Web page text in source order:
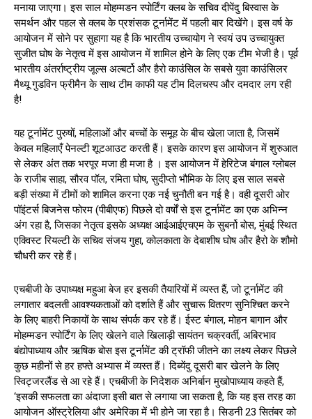
मनाया जाएगा। इस साल मोहम्मडन स्पोर्टिंग क्लब के सचिव दीपेंदु बिस्वास के
समर्थन और पहल से क्लब के प्रशंसक टूर्नामेंट में पहली बार दिखेंगे। इस वर्ष के
आयोजन में सोने पर सुहागा यह है कि भारतीय उच्चायोग ने स्वयं उप उच्चायुक्त
सुजीत घोष के नेतृत्व में इस आयोजन में शामिल होने के लिए एक टीम भेजी है। पूर्व
भारतीय अंतर्राष्ट्रीय जूल्स अल्बर्टो और हैरो काउंसिल के सबसे युवा काउंसिलर
मैथ्यू गुडविन फ्रीमैन के साथ टीम काफी यह टीम दिलचस्प और दमदार लग रही
है!
यह टूर्नामेंट पुरुषों, महिलाओं और बच्चों के समूह के बीच खेला जाता है, जिसमें
केवल महिलाएँ पेनल्टी शूटआउट करती हैं। इसके कारण इस आयोजन में शुरुआत
से लेकर अंत तक भरपूर मजा ही मजा है । इस आयोजन में हेरिटेज बंगाल ग्लोबल
के राजीब साहा, सौरव पॉल, रमिता घोष, सुदीप्तो भौमिक के लिए इस साल सबसे
बड़ी संख्या में टीमों को शामिल करना एक नई चुनौती बन गई है। वही दूसरी ओर
पॉइंटर्स बिजनेस फोरम (पीबीएफ) पिछले दो वर्षों से इस टूर्नामेंट का एक अभिन्न
अंग रहा है, जिसका नेतृत्व इसके अध्यक्ष आईआईएचएम के सुबर्नो बोस, मुंबई स्थित
एक्विस्ट रियल्टी के सचिव संजय गुहा, कोलकाता के देबाशीष घोष और हैरो के शौमो
चौधरी कर रहे हैं।
एचबीजी के उपाध्यक्ष महुआ बेज हर इसकी तैयारियों में व्यस्त हैं, जो टूर्नामेंट की
लगातार बदलती आवश्यकताओं को दर्शाते हैं और सुचारू वितरण सुनिश्चित करने
के लिए बाहरी निकायों के साथ संपर्क कर रहे हैं। ईस्ट बंगाल, मोहन बागान और
मोहम्मडन स्पोर्टिंग के लिए खेलने वाले खिलाड़ी सायंतन चक्रवर्ती, अबिरभाव
बंद्योपाध्याय और ऋषिक बोस इस टूर्नामेंट की ट्रॉफी जीतने का लक्ष्य लेकर पिछले
कुछ महीनों से हर हफ्ते अभ्यास में व्यस्त हैं। दिब्येंदु दूसरी बार खेलने के लिए
स्विट्जरलैंड से आ रहे हैं। एचबीजी के निदेशक अनिर्बान मुखोपाध्याय कहते हैं,
‘इसकी सफलता का अंदाजा इसी बात से लगाया जा सकता है, कि यह इस तरह का
आयोजन ऑस्ट्रेलिया और अमेरिका में भी होने जा रहा है। सिडनी 23 सितंबर को